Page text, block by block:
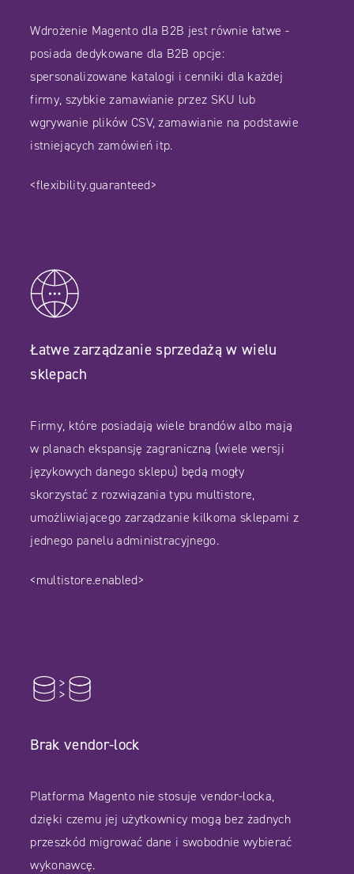
Wdrożenie Magento dla B2B jest równie łatwe -
posiada dedykowane dla B2B opcje:
spersonalizowane katalogi i cenniki dla każdej
firmy, szybkie zamawianie przez SKU lub
wgrywanie plików CSV, zamawianie na podstawie
istniejących zamówień itp.
<flexibility.guaranteed>
Łatwe zarządzanie sprzedażą w wielu
sklepach
Firmy, które posiadają wiele brandów albo mają
w planach ekspansję zagraniczną (wiele wersji
językowych danego sklepu) będą mogły
skorzystać z rozwiązania typu multistore,
umożliwiającego zarządzanie kilkoma sklepami z
jednego panelu administracyjnego.
<multistore.enabled>
Brak vendor-lock
Platforma Magento nie stosuje vendor-locka,
dzięki czemu jej użytkownicy mogą bez żadnych
przeszkód migrować dane i swobodnie wybierać
wykonawcę.